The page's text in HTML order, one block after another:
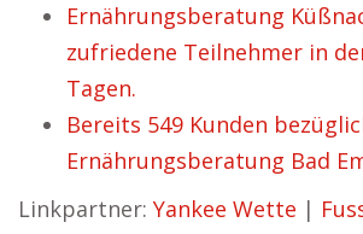
Ernährungsberatung
zufriedene Teilnehmer in
Tagen.
Bereits 549 Kunden
Ernährungsberatung Bad
Linkpartner: Yankee Wette |